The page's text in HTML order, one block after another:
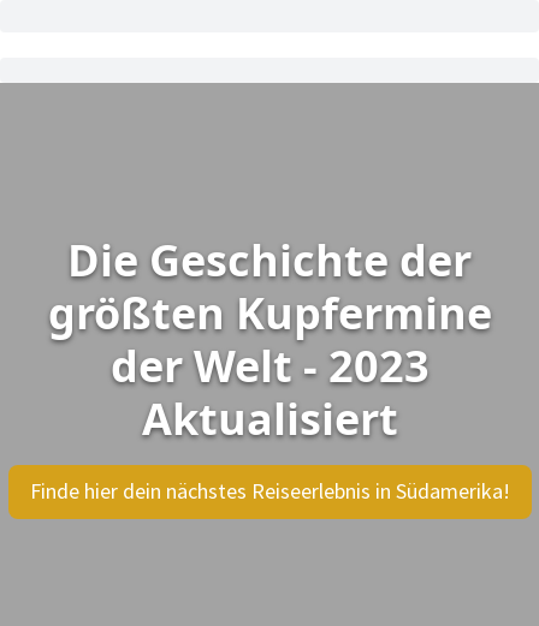
Die Geschichte der
größten Kupfermine
der Welt - 2023
Aktualisiert
Finde hier dein nächstes Reiseerlebnis in Südamerika!